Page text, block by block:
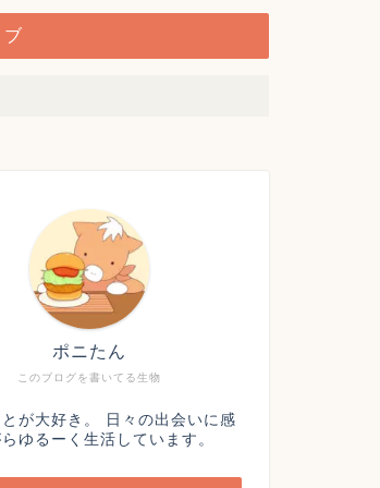
このブログを書いてる生物
ポニたん
が大好き。 日々の出会いに感
ゆるーく生活しています。